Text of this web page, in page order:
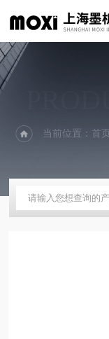
当前位置：首